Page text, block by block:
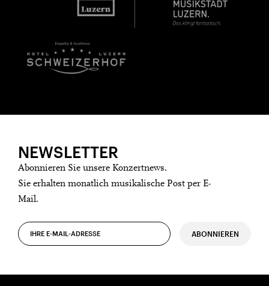
NEWSLETTER
Abonnieren Sie unsere Konzertnews.
Sie erhalten monatlich musikalische Post per E-
Mail.
ABONNIEREN